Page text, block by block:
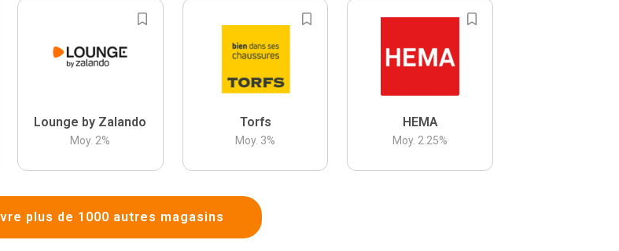
Lounge by Zalando
Moy. 2%
Torfs
Moy. 3%
HEMA
Moy. 2.25%
plus de 1000 autres magasins